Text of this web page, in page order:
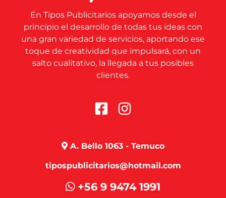
En Tipos Publicitarios apoyamos desde el
principio el desarrollo de todas tus ideas con
una gran variedad de servicios, aportando ese
toque de creatividad que impulsará, con un
salto cualitativo, la llegada a tus posibles
clientes.
A. Bello 1063 - Temuco
tipospublicitarios@hotmail.com
+56 9 9474 1991